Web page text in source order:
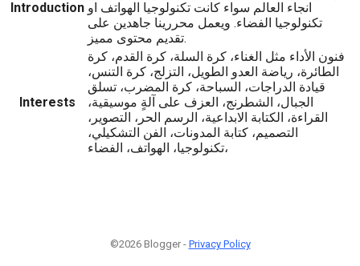
Introduction انجاء العالم سواء كانت تكنولوجيا الهواتف او
تكنولوجيا الفضاء. ويعمل محررينا جاهدين على
تقديم محتوى مميز.
Interests
فنون الأداء مثل الغناء، كرة السلة، كرة القدم، كرة
الطائرة، رياضة العدو الطويل، التزلج، كرة التنس،
قيادة الدراجات، السباحة، كرة المضرب، تسلق
الجبال، الشطرنج، العزف على آلةٍ موسيقية،
القراءة، الكتابة الابداعية، الرسم الحر، التصوير،
التصميم، كتابة المدونات، الفن التشكيلي،
تكنولوجيا، الهواتف، الفضاء،
©2026 Blogger - Privacy Policy